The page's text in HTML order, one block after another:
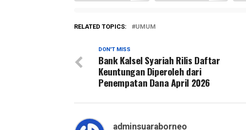
RELATED TOPICS: UMUM
DON'T MISS
Bank Kalsel Syariah Rilis Daftar
Keuntungan Diperoleh dari
Penempatan Dana April 2026
adminsuaraborneo